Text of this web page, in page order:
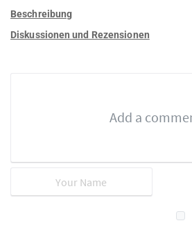
Beschreibung
Diskussionen und Rezensionen